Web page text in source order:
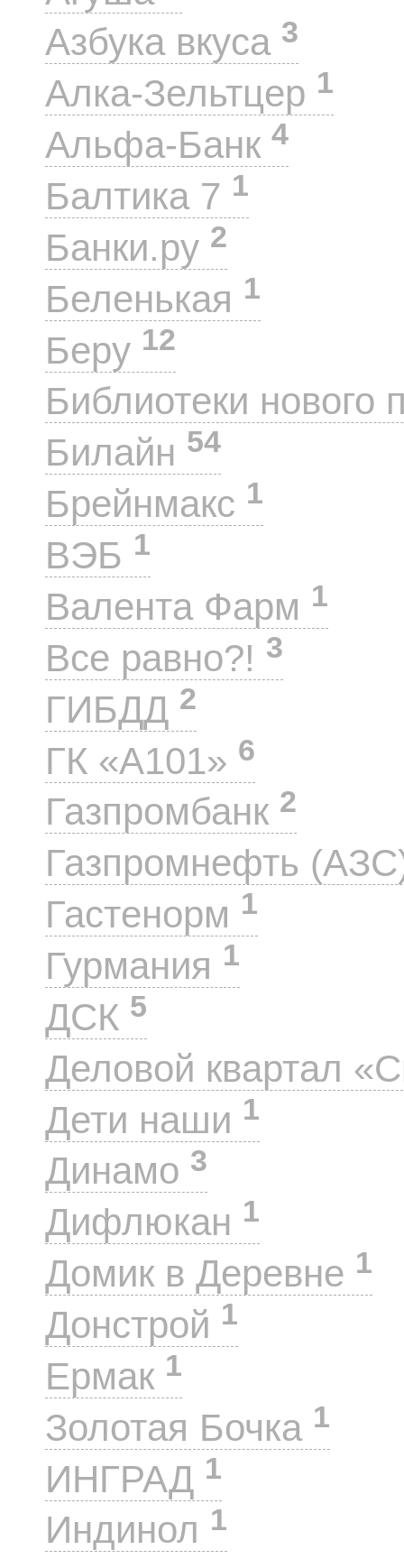
Азбука вкуса 3
Алка-Зельтцер 1
Альфа-Банк 4
Балтика 7 1
Банки.ру 2
Беленькая 1
Беру 12
Библиотеки нового
Билайн 54
Брейнмакс 1
ВЭБ 1
Валента Фарм 1
Все равно?! 3
ГИБДД 2
ГК «А101» 6
Газпромбанк 2
Газпромнефть
Гастенорм 1
Гурмания 1
ДСК 5
Деловой квартал
Дети наши 1
Динамо 3
Дифлюкан 1
Домик в Деревне 1
Донстрой 1
Ермак 1
Золотая Бочка 1
ИНГРАД 1
Индинол 1